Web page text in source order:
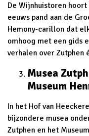
De Wijnhuistoren
eeuws pand aan de
Hemony-carillon dat
omhoog met een gids
verhalen over Zutphen
Musea
Museum
In het Hof van
bijzondere musea
Zutphen en het